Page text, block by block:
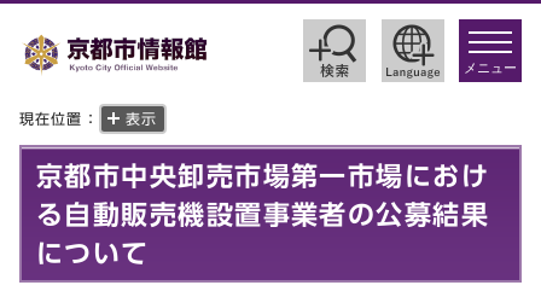
toggle
メニュー
現在位置： 表示
京都市中央卸売市場第一市場におけ
る自動販売機設置事業者の公募結果
について